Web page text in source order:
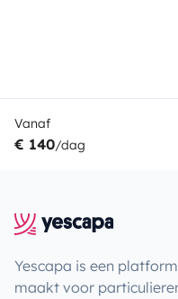
Vanaf
€ 140/dag
Yescapa is een
maakt voor